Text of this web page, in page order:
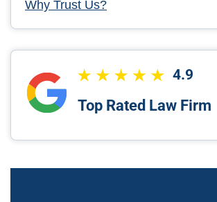
Why Trust Us?
4.9
Top Rated Law Firm